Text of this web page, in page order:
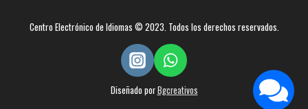
Centro Electrónico de Idiomas © 2023. Todos los derechos reservados.
Diseñado porBgcreativos